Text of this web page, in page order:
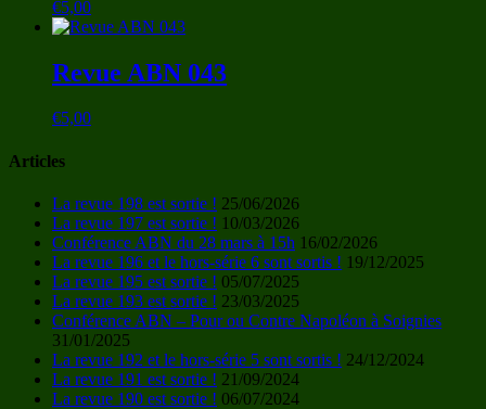
€5,00
Revue ABN 043
€5,00
Articles
La revue 198 est sortie ! 25/06/2026
La revue 197 est sortie ! 10/03/2026
Conférence ABN du 28 mars à 15h 16/02/2026
La revue 196 et le hors-série 6 sont sortis ! 19/12/2025
La revue 195 est sortie ! 05/07/2025
La revue 193 est sortie ! 23/03/2025
Conférence ABN – Pour ou Contre Napoléon à Soignies
31/01/2025
La revue 192 et le hors-série 5 sont sortis ! 24/12/2024
La revue 191 est sortie ! 21/09/2024
La revue 190 est sortie ! 06/07/2024